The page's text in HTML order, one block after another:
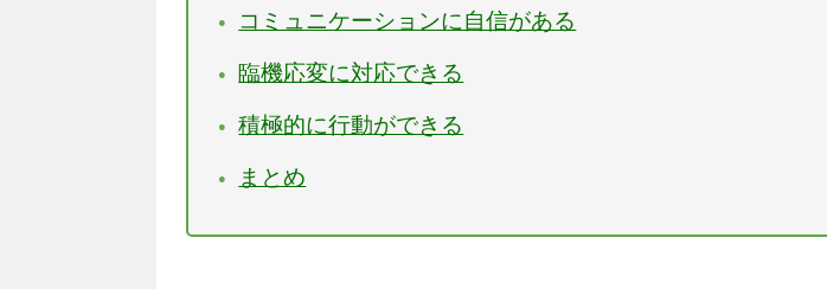
コミュニケーションに自信がある
臨機応変に対応できる
積極的に行動ができる
まとめ